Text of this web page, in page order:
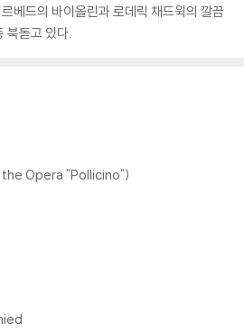
베드의 바이올린과 로데릭 채드윅의 깔끔
북돋고 있다.
Opera "Pollicino")